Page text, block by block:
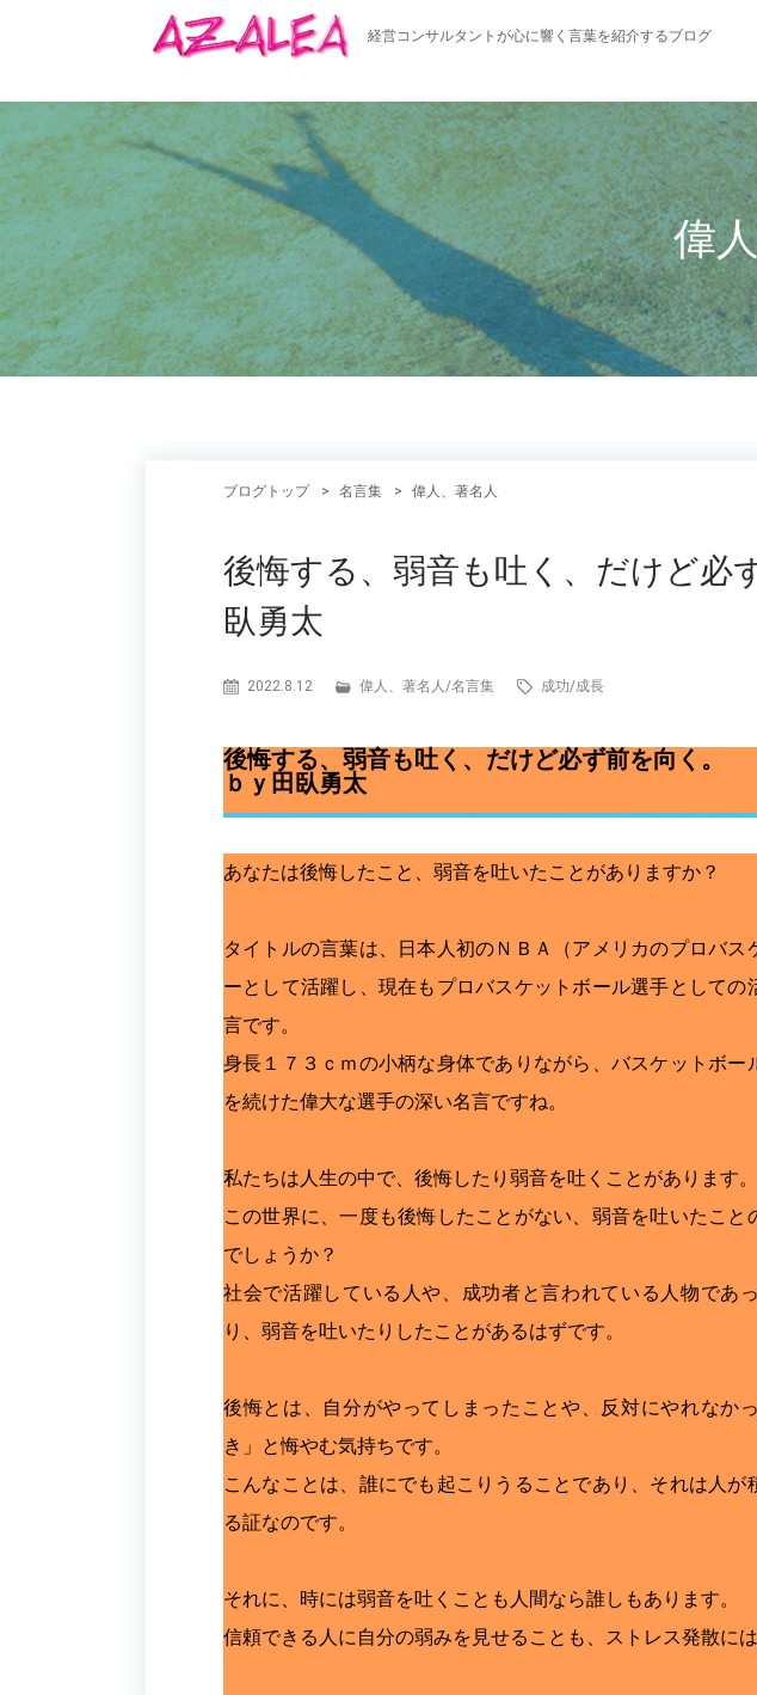
経営コンサルタントが心に響く言葉を紹介するブログ
偉
ブログトップ 名言集 偉人、著名人
後悔する、弱音も吐く、だけど必
臥勇太
2022.8.12 偉人、著名人/名言集 成功/成長
後悔する、弱音も吐く、だけど必ず前を向く。
ｂｙ田臥勇太
あなたは後悔したこと、弱音を吐いたことがありますか？
タイトルの言葉は、日本人初のＮＢＡ（アメリカのプロバ
ーとして活躍し、現在もプロバスケットボール選手としての
言です。
身長１７３ｃｍの小柄な身体でありながら、バスケットボー
を続けた偉大な選手の深い名言ですね。
私たちは人生の中で、後悔したり弱音を吐くことがあります。
この世界に、一度も後悔したことがない、弱音を吐いたこ
でしょうか？
社会で活躍している人や、成功者と言われている人物であ
り、弱音を吐いたりしたことがあるはずです。
後悔とは、自分がやってしまったことや、反対にやれなか
き」と悔やむ気持ちです。
こんなことは、誰にでも起こりうることであり、それは人
る証なのです。
それに、時には弱音を吐くことも人間なら誰しもあります。
信頼できる人に自分の弱みを見せることも、ストレス発散には